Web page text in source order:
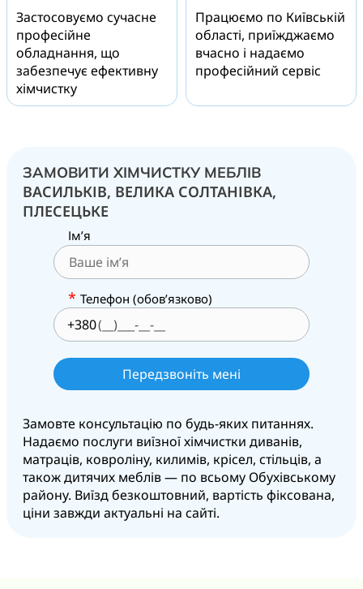
Застосовуємо сучасне
професійне
обладнання, що
забезпечує ефективну
хімчистку
Працюємо по Київській
області, приїжджаємо
вчасно і надаємо
професійний сервіс
ЗАМОВИТИ ХІМЧИСТКУ МЕБЛІВ
ВАСИЛЬКІВ, ВЕЛИКА СОЛТАНІВКА,
ПЛЕСЕЦЬКЕ
Ім’я
* Телефон (обов’язково)
+380
Замовте консультацію по будь-яких питаннях.
Надаємо послуги виїзної хімчистки диванів,
матраців, ковроліну, килимів, крісел, стільців, а
також дитячих меблів — по всьому Обухівському
району. Виїзд безкоштовний, вартість фіксована,
ціни завжди актуальні на сайті.